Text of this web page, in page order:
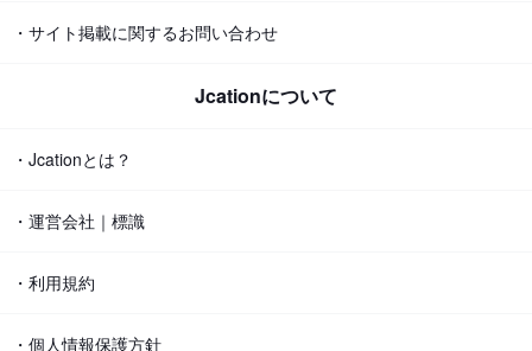
・サイト掲載に関するお問い合わせ
Jcationについて
・Jcationとは？
・運営会社｜標識
・利用規約
・個人情報保護方針